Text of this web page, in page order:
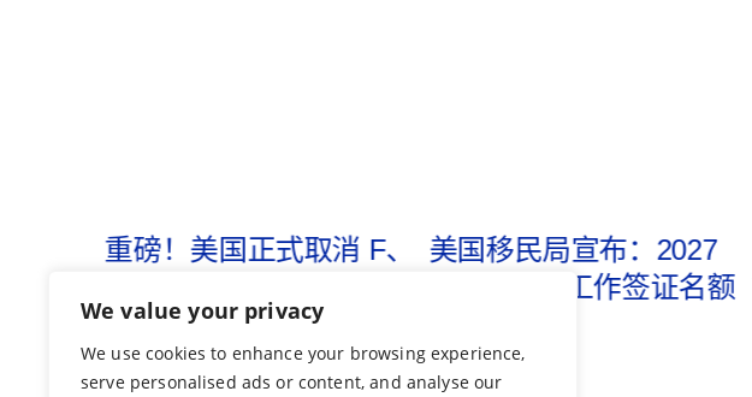
We value your privacy
We use cookies to enhance your browsing experience,
serve personalised ads or content, and analyse our
重磅！美国正式取消 F、
of Status）”制度
7 月 29th, 2026
美国移民局宣布：2027
财年 H-1B 工作签证名额
7 月 22nd, 2026